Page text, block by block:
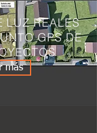
LUZ REALES
GPS DE
más